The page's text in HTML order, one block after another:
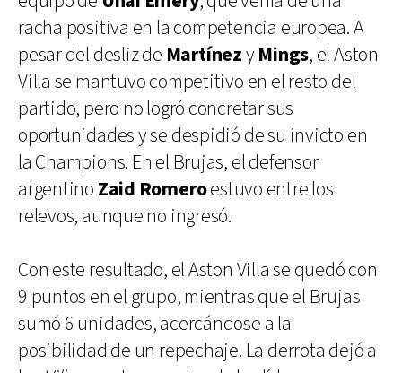
racha positiva en la competencia europea. A
pesar del desliz de MartínezyMings, el Aston
Villa se mantuvo competitivo en el resto del
partido, pero no logró concretar sus
oportunidades y se despidió de su invicto en
la Champions. En el Brujas, el defensor
argentino Zaid Romeroestuvo entre los
relevos, aunque no ingresó.
Con este resultado, el Aston Villa se quedó con
9 puntos en el grupo, mientras que el Brujas
sumó 6 unidades, acercándose a la
posibilidad de un repechaje. La derrota dejó a